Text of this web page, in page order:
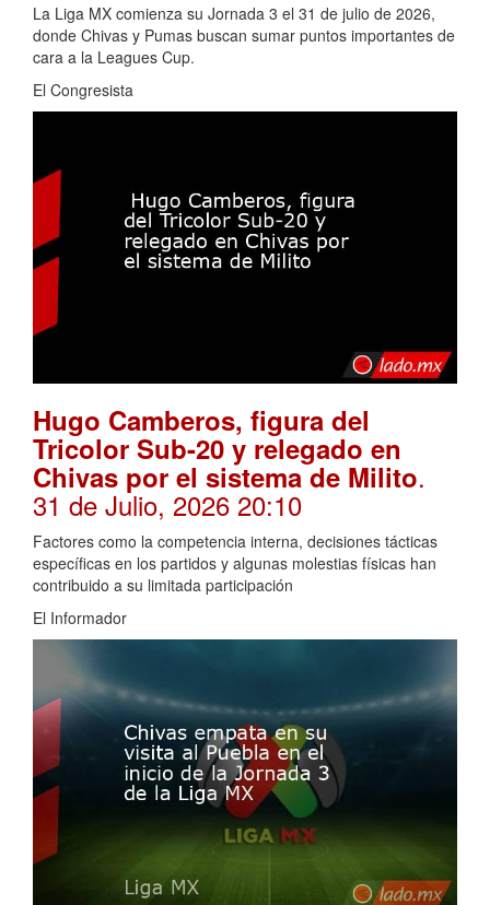
La Liga MX comienza su Jornada 3 el 31 de julio de 2026,
donde Chivas y Pumas buscan sumar puntos importantes de
cara a la Leagues Cup.
El Congresista
Hugo Camberos, figura del
Tricolor Sub-20 y relegado en
Chivas por el sistema de Milito.
31 de Julio, 2026 20:10
Factores como la competencia interna, decisiones tácticas
específicas en los partidos y algunas molestias físicas han
contribuido a su limitada participación
El Informador